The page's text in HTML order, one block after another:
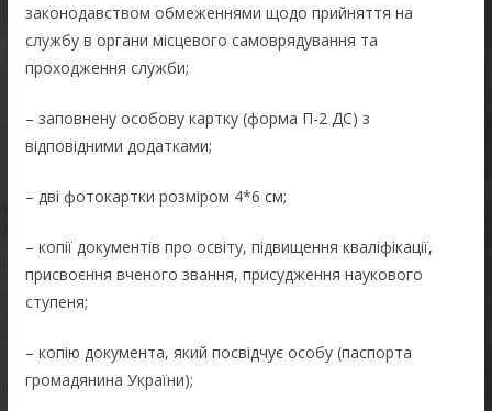
законодавством обмеженнями щодо прийняття на
службу в органи місцевого самоврядування та
проходження служби;
– заповнену особову картку (форма П-2 ДС) з
відповідними додатками;
– дві фотокартки розміром 4*6 см;
– копії документів про освіту, підвищення кваліфікації,
присвоєння вченого звання, присудження наукового
ступеня;
– копію документа, який посвідчує особу (паспорта
громадянина України);